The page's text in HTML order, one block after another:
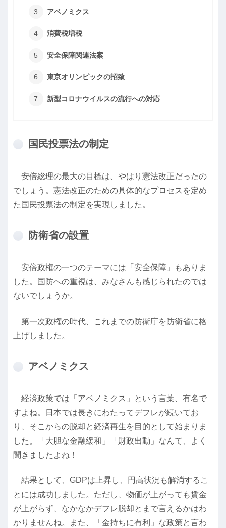
アベノミクス
消費税増税
安全保障関連法案
東京オリンピックの招致
新型コロナウイルスの流行への対応
国民投票法の制定
安倍総理の最大の目標は、やはり憲法改正だったの
でしょう。憲法改正のための具体的なプロセスを定め
た国民投票法の制定を実現しました。
防衛省の設置
安倍政権の一つのテーマには「安全保障」もありま
した。国防への重視は、みなさんも感じられたのでは
ないでしょうか。
第一次政権の時代、これまでの防衛庁を防衛省に格
上げしました。
アベノミクス
経済政策では「アベノミクス」という言葉、有名で
すよね。日本では長きにわたってデフレが続いてお
り、そこからの脱却と経済再生を目的として始まりま
した。「大胆な金融緩和」「財政出動」なんて、よく
聞きましたよね！
結果として、GDPは上昇し、円高状況も解消するこ
とには成功しました。ただし、物価が上がっても賃金
が上がらず、なかなかデフレ脱却とまで言えるかはわ
かりませんね。また、「金持ちに有利」な政策と言わ